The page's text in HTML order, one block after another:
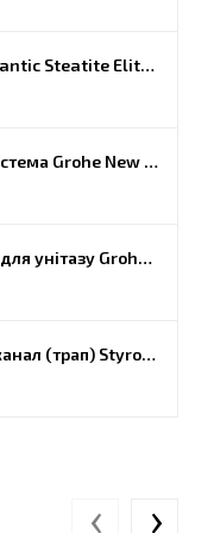
Бойлер Atlantic Steatite Elite VM 080 D400 2 BC, 80 (851188)
Душова система Grohe New Tempesta Cosmopolitan (27922000)
Інсталяція для унітазу Grohe Rapid SL (38772001)
Душовий канал (трап) Styron, решітка Гармонія, 70 (STY-H-70-FF)
‹ ›